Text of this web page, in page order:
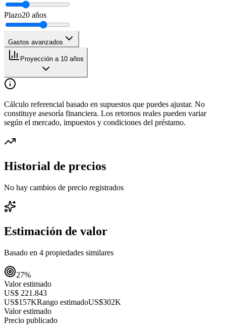
Plazo20 años
Gastos avanzados
Proyección a 10 años
Cálculo referencial basado en supuestos que puedes ajustar. No
constituye asesoría financiera. Los retornos reales pueden variar
según el mercado, impuestos y condiciones del préstamo.
Historial de precios
No hay cambios de precio registrados
Estimación de valor
Basado en 4 propiedades similares
27%
Valor estimado
US$ 221.843
US$157KRango estimadoUS$302K
Valor estimado
Precio publicado